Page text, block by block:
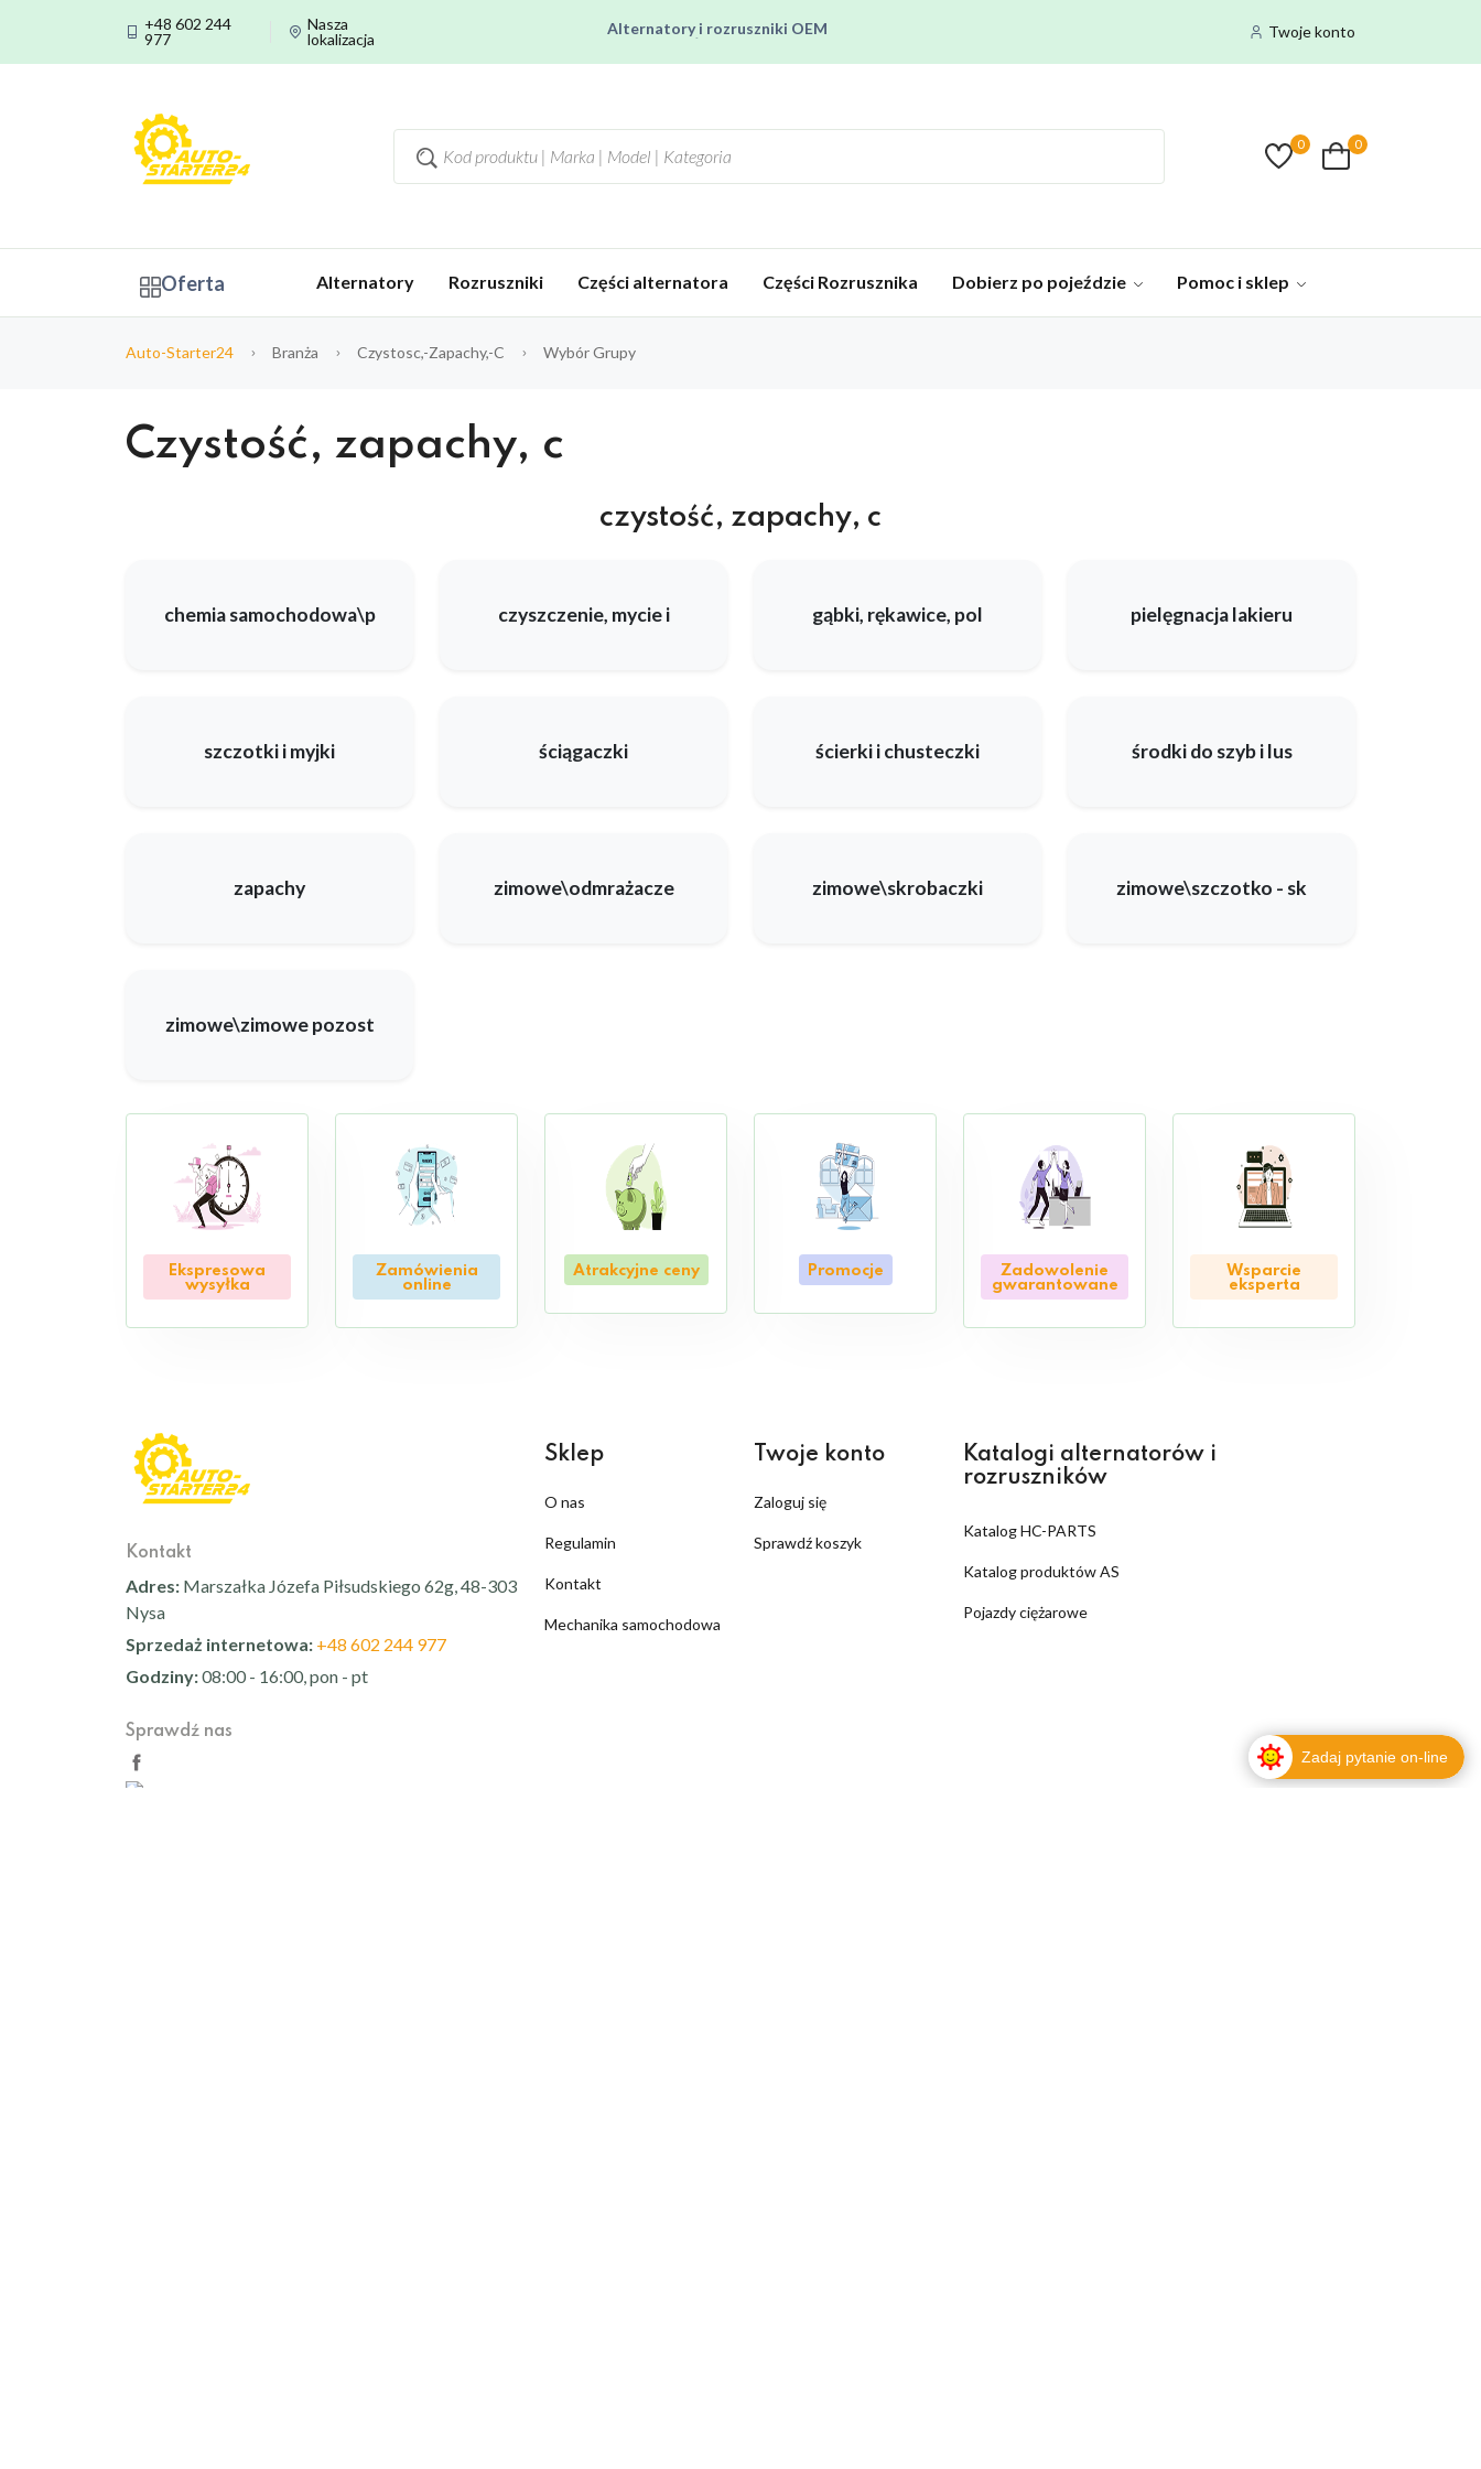
+48 602 244
977
Nasza
lokalizacja
Alternatory i rozruszniki OEM
Pracujemy od poniedziałku do piątku od 8:00 do 16:00
Twoje konto
0 0
Oferta Alternatory Rozruszniki Części alternatora Części Rozrusznika Dobierz po pojeździe Pomoc i sklep
Auto-Starter24 Branża Czystosc,-Zapachy,-C Wybór Grupy
Czystość, zapachy, c
czystość, zapachy, c
chemia samochodowa\p czyszczenie, mycie i gąbki, rękawice, pol pielęgnacja lakieru
szczotki i myjki ściągaczki ścierki i chusteczki środki do szyb i lus
zapachy zimowe\odmrażacze zimowe\skrobaczki zimowe\szczotko - sk
zimowe\zimowe pozost
Ekspresowa
wysyłka
Zamówienia
online
Atrakcyjne ceny Promocje
Zadowolenie
gwarantowane
Wsparcie
eksperta
Kontakt
Adres: Marszałka Józefa Piłsudskiego 62g, 48-303
Nysa
Sprzedaż internetowa: +48 602 244 977
Godziny:08:00 - 16:00, pon - pt
Sprawdź nas
Sklep
O nas
Regulamin
Kontakt
Mechanika samochodowa
Twoje konto
Zaloguj się
Sprawdź koszyk
Katalogi alternatorów i
rozruszników
Katalog HC-PARTS
Katalog produktów AS
Pojazdy ciężarowe
Zadaj pytanie on-line